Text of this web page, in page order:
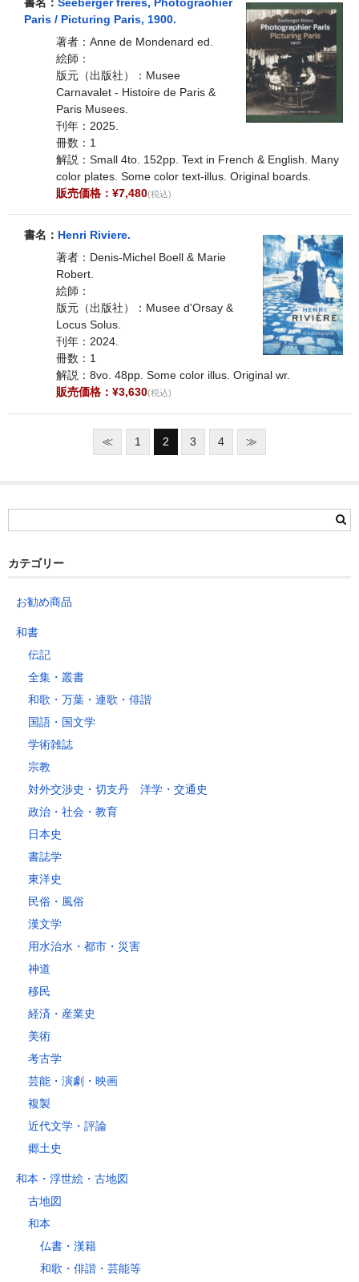
Paris / Picturing Paris, 1900.
著者：Anne de Mondenard ed.
絵師：
版元（出版社）：Musee
Carnavalet - Histoire de Paris &
Paris Musees.
刊年：2025.
冊数：1
解説：Small 4to. 152pp. Text in French & English. Many
color plates. Some color text-illus. Original boards.
販売価格：¥7,480(税込)
書名： Henri Riviere.
著者：Denis-Michel Boell & Marie
Robert.
絵師：
版元（出版社）：Musee d'Orsay &
Locus Solus.
刊年：2024.
冊数：1
解説：8vo. 48pp. Some color illus. Original wr.
販売価格：¥3,630(税込)
≪ 1 2 3 4 ≫
カテゴリー
お勧め商品
和書
伝記
全集・叢書
和歌・万葉・連歌・俳諧
国語・国文学
学術雑誌
宗教
対外交渉史・切支丹 洋学・交通史
政治・社会・教育
日本史
書誌学
東洋史
民俗・風俗
漢文学
用水治水・都市・災害
神道
移民
経済・産業史
美術
考古学
芸能・演劇・映画
複製
近代文学・評論
郷土史
和本・浮世絵・古地図
古地図
和本
仏書・漢籍
和歌・俳諧・芸能等